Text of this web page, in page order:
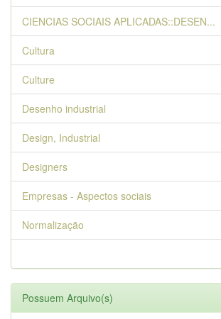
CIENCIAS SOCIAIS APLICADAS::DESEN...
Cultura
Culture
Desenho industrial
Design, Industrial
Designers
Empresas - Aspectos sociais
Normalização
Possuem Arquivo(s)